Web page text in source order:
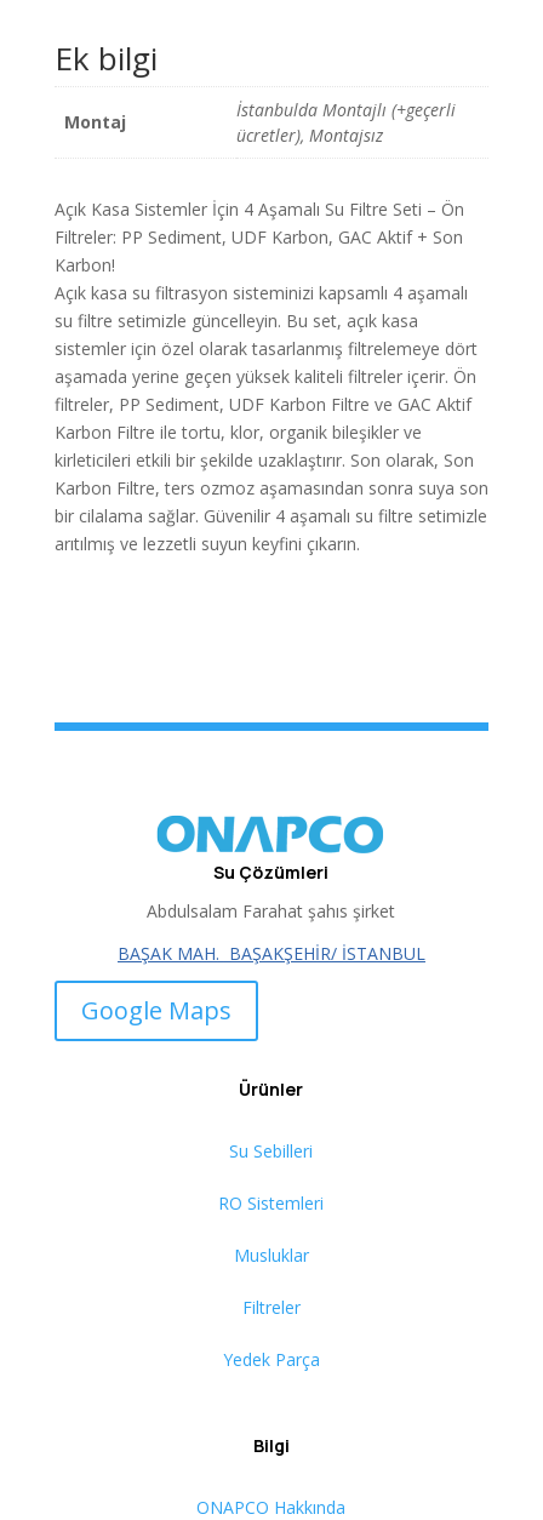
Karbon,
GAC
Karbon
ve
Karbon
adet
Ek bilgi
Montaj
İstanbulda Montajlı (+geçerli
ücretler), Montajsız
Açık Kasa Sistemler İçin 4 Aşamalı Su Filtre Seti – Ön
Filtreler: PP Sediment, UDF Karbon, GAC Aktif + Son
Karbon!
Açık kasa su filtrasyon sisteminizi kapsamlı 4 aşamalı
su filtre setimizle güncelleyin. Bu set, açık kasa
sistemler için özel olarak tasarlanmış filtrelemeye dört
aşamada yerine geçen yüksek kaliteli filtreler içerir. Ön
filtreler, PP Sediment, UDF Karbon Filtre ve GAC Aktif
Karbon Filtre ile tortu, klor, organik bileşikler ve
kirleticileri etkili bir şekilde uzaklaştırır. Son olarak, Son
Karbon Filtre, ters ozmoz aşamasından sonra suya son
bir cilalama sağlar. Güvenilir 4 aşamalı su filtre setimizle
arıtılmış ve lezzetli suyun keyfini çıkarın.
Su Çözümleri
Abdulsalam Farahat şahıs şirket
BAŞAK MAH. BAŞAKŞEHİR/ İSTANBUL
Google Maps
Ürünler
Su Sebilleri
RO Sistemleri
Musluklar
Filtreler
Yedek Parça
Bilgi
ONAPCO Hakkında